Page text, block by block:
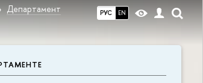
РУС EN
Департамент